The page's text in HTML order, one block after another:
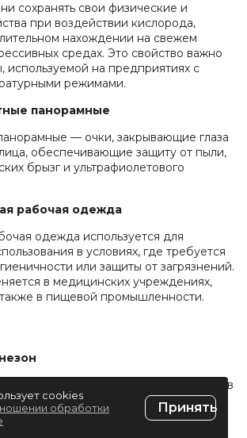
сохранять свои физические и
при воздействии кислорода,
нахождении на свежем
средах. Это свойство важно
на предприятиях с
режимами.
панорамные
— очки, закрывающие глаза
обеспечивающие защиту от пыли,
брызг и ультрафиолетового
рабочая одежда
одежда используется для
в условиях, где требуется
или защиты от загрязнений.
в медицинских учреждениях,
в пищевой промышленности.
— элемент спецодежды, сочетающий в
который обеспечивает свободу
защиту в области груди и
как часть комплекта для
cookies
обработки
Принять